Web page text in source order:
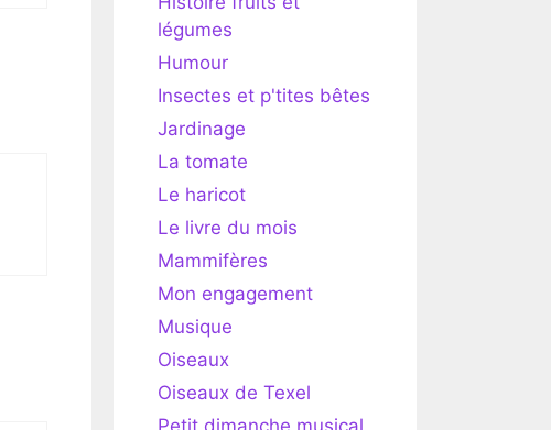
légumes
Humour
Insectes et p'tites bêtes
Jardinage
La tomate
Le haricot
Le livre du mois
Mammifères
Mon engagement
Musique
Oiseaux
Oiseaux de Texel
Petit dimanche musical